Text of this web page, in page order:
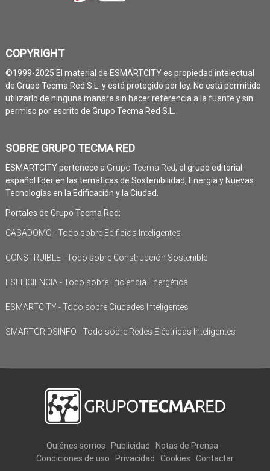
COPYRIGHT
©1999-2025 El material de ESMARTCITY es propiedad intelectual
de Grupo Tecma Red S.L. y está protegido por ley. No está permitido
utilizarlo de ninguna manera sin hacer referencia a la fuente y sin
permiso por escrito de Grupo Tecma Red S.L.
SOBRE GRUPO TECMA RED
ESMARTCITY pertenece a Grupo Tecma Red, el grupo editorial
español líder en las temáticas de Sostenibilidad, Energía y Nuevas
Tecnologías en la Edificación y la Ciudad.
Portales de Grupo Tecma Red:
CASADOMO - Todo sobre Edificios Inteligentes
CONSTRUIBLE - Todo sobre Construcción Sostenible
ESEFICIENCIA - Todo sobre Eficiencia Energética
ESMARTCITY - Todo sobre Ciudades Inteligentes
SMARTGRIDSINFO - Todo sobre Redes Eléctricas Inteligentes
Quiénes somos Publicidad
Notas de Prensa
Condiciones de uso
Privacidad Cookies Contactar